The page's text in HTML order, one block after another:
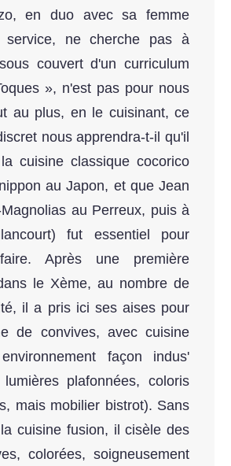
en duo avec sa femme
service, ne cherche pas à
couvert d'un curriculum
», n'est pas pour nous
au plus, en le cuisinant, ce
nous apprendra-t-il qu'il
cuisine classique cocorico
au Japon, et que Jean
au Perreux, puis à
fut essentiel pour
Après une première
le Xème, au nombre de
il a pris ici ses aises pour
de convives, avec cuisine
façon indus'
plafonnées, coloris
mais mobilier bistrot). Sans
cuisine fusion, il cisèle des
colorées, soigneusement